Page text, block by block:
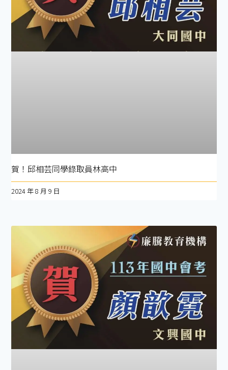
賀！邱相芸同學錄取員林高中
2024 年 8 月 9 日